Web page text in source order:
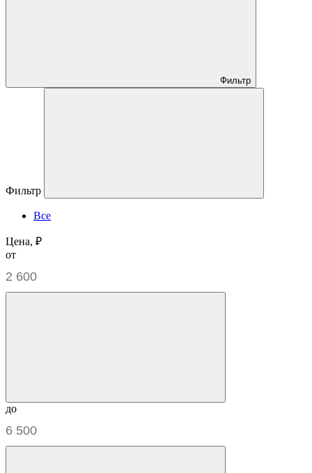
Фильтр
Фильтр
Все
Цена, ₽
от
до